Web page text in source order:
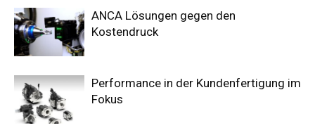
ANCA Lösungen gegen den
Kostendruck
Performance in der Kundenfertigung im
Fokus